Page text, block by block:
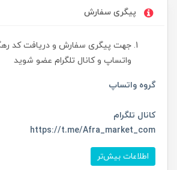
پیگری سفارش
جهت پیگری سفارش و دریافت کد
واتساپ و کانال تلگرام عضو شوید
گروه واتساپ
کانال تلگرام
https://t.me/Afra_market_com
اطلاعات بیش‌تر